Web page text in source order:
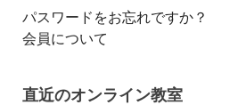
パスワードをお忘れですか？
会員について
直近のオンライン教室